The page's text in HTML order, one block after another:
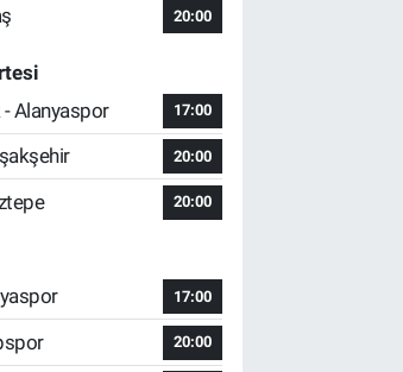
20:00
Alanyaspor
17:00
20:00
20:00
17:00
20:00